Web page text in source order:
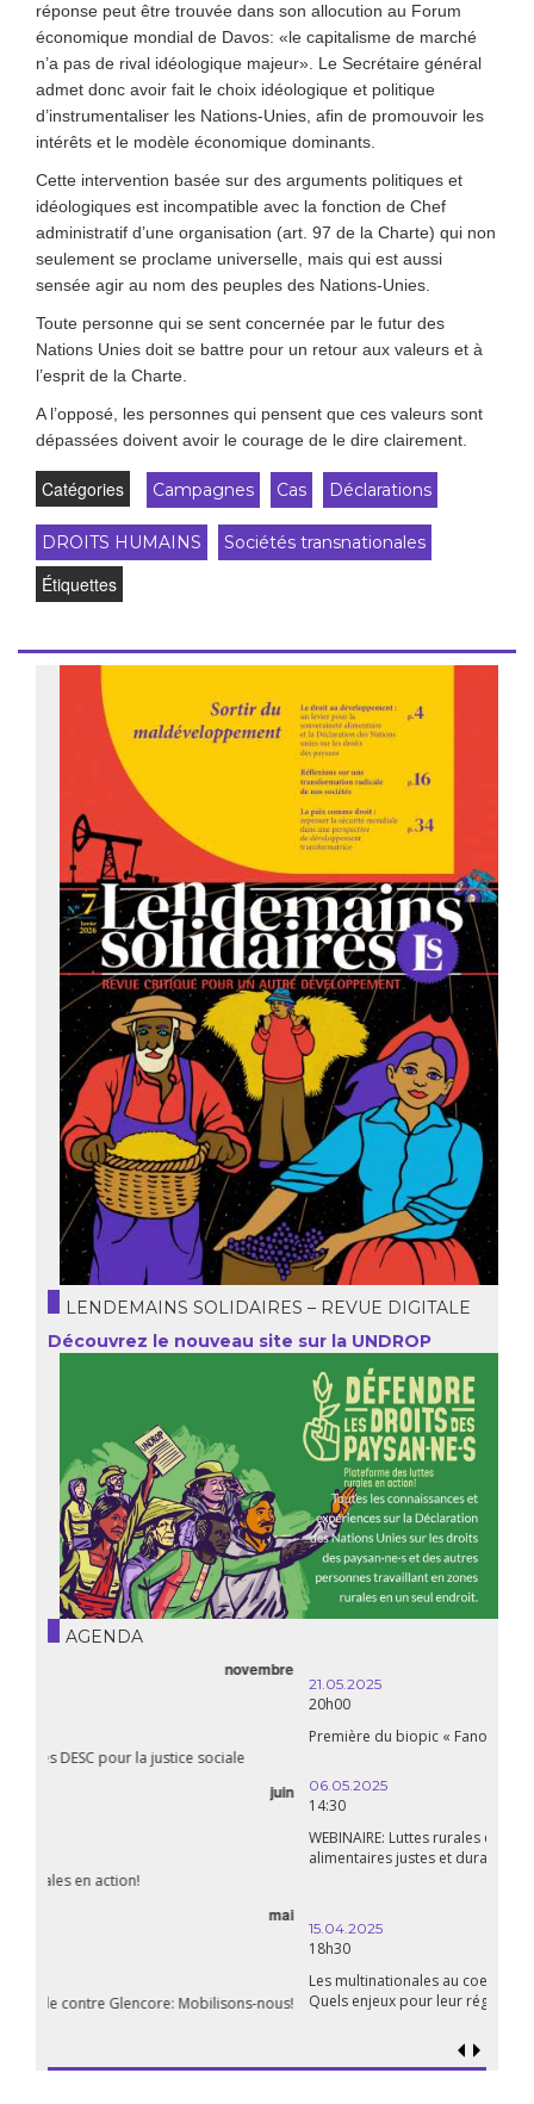
réponse peut être trouvée dans son allocution au Forum
économique mondial de Davos: «le capitalisme de marché
n’a pas de rival idéologique majeur». Le Secrétaire général
admet donc avoir fait le choix idéologique et politique
d’instrumentaliser les Nations-Unies, afin de promouvoir les
intérêts et le modèle économique dominants.
Cette intervention basée sur des arguments politiques et
idéologiques est incompatible avec la fonction de Chef
administratif d’une organisation (art. 97 de la Charte) qui non
seulement se proclame universelle, mais qui est aussi
sensée agir au nom des peuples des Nations-Unies.
Toute personne qui se sent concernée par le futur des
Nations Unies doit se battre pour un retour aux valeurs et à
l’esprit de la Charte.
A l’opposé, les personnes qui pensent que ces valeurs sont
dépassées doivent avoir le courage de le dire clairement.
Catégories Campagnes Cas Déclarations
DROITS HUMAINS Sociétés transnationales
Étiquettes
LENDEMAINS SOLIDAIRES – REVUE DIGITALE
Découvrez le nouveau site sur la UNDROP
AGENDA
WEBINAIRE: Luttes rurales en action. Pour des systèmes
Les multinationales au coeur d’un nouvel âge de l’impérialisme.
Quels enjeux pour leur régulation ?